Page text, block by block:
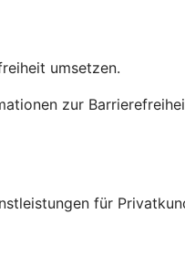
umsetzen.
zur
für